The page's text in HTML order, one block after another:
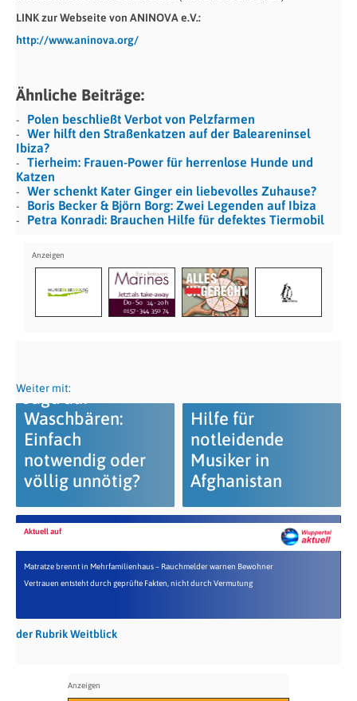
LINK zur Webseite von ANINOVA e.V.:
http://www.aninova.org/
Ähnliche Beiträge:
Polen beschließt Verbot von Pelzfarmen
Wer hilft den Straßenkatzen auf der Baleareninsel
Ibiza?
Tierheim: Frauen-Power für herrenlose Hunde und
Katzen
Wer schenkt Kater Ginger ein liebevolles Zuhause?
Boris Becker & Björn Borg: Zwei Legenden auf Ibiza
Petra Konradi: Brauchen Hilfe für defektes Tiermobil
Weiter mit:
Jagd auf
Waschbären:
Einfach
notwendig oder
völlig unnötig?
Hilfe für
notleidende
Musiker in
Afghanistan
Aktuell auf
Matratze brennt in Mehrfamilienhaus – Rauchmelder warnen Bewohner
Vertrauen entsteht durch geprüfte Fakten, nicht durch Vermutung
der Rubrik Weitblick